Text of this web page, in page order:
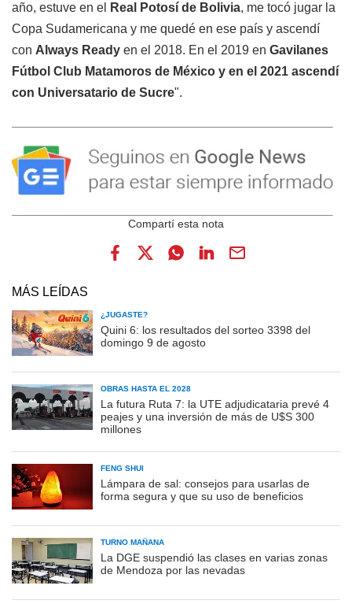
año, estuve en el
Real Potosí de Bolivia, me tocó jugar la
Copa Sudamericana y me quedé en ese país y ascendí
con Always Ready en el 2018. En el 2019 en Gavilanes
Fútbol Club Matamoros de México y en el 2021 ascendí
con Universatario de Sucre".
MÁS LEÍDAS
¿JUGASTE?
Quini 6: los resultados del sorteo 3398 del
domingo 9 de agosto
OBRAS HASTA EL 2028
La futura Ruta 7: la UTE adjudicataria prevé 4
peajes y una inversión de más de U$S 300
millones
FENG SHUI
Lámpara de sal: consejos para usarlas de
forma segura y que su uso de beneficios
TURNO MAÑANA
La DGE suspendió las clases en varias zonas
de Mendoza por las nevadas